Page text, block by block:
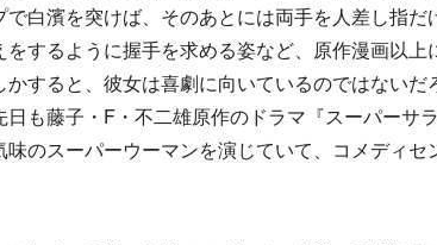
白濱を突けば、そのあとには両手を人差し指だ
するように握手を求める姿など、原作漫画以上
すると、彼女は喜劇に向いているのではないだ
も藤子・F・不二雄原作のドラマ『スーパーサ
のスーパーウーマンを演じていて、コメディセ